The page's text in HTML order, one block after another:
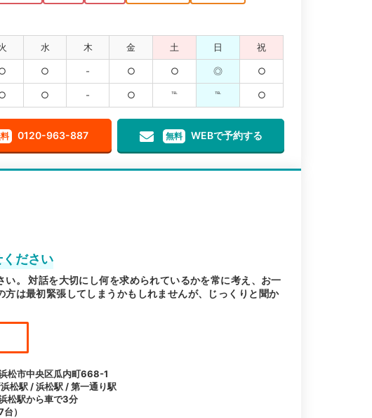
水 木 金 土 日 祝
○ - ○ ○ ◎ ○
○ - ○ ℡ ℡ ○
0120-963-887 無料 WEBで予約する
ださい
。 対話を大切にし何を求められているかを常に考え、お一
は最初緊張してしまうかもしれませんが、じっくりと聞か
松市中央区瓜内町668-1
松駅 / 浜松駅 / 第一通り駅
松駅から車で3分
）